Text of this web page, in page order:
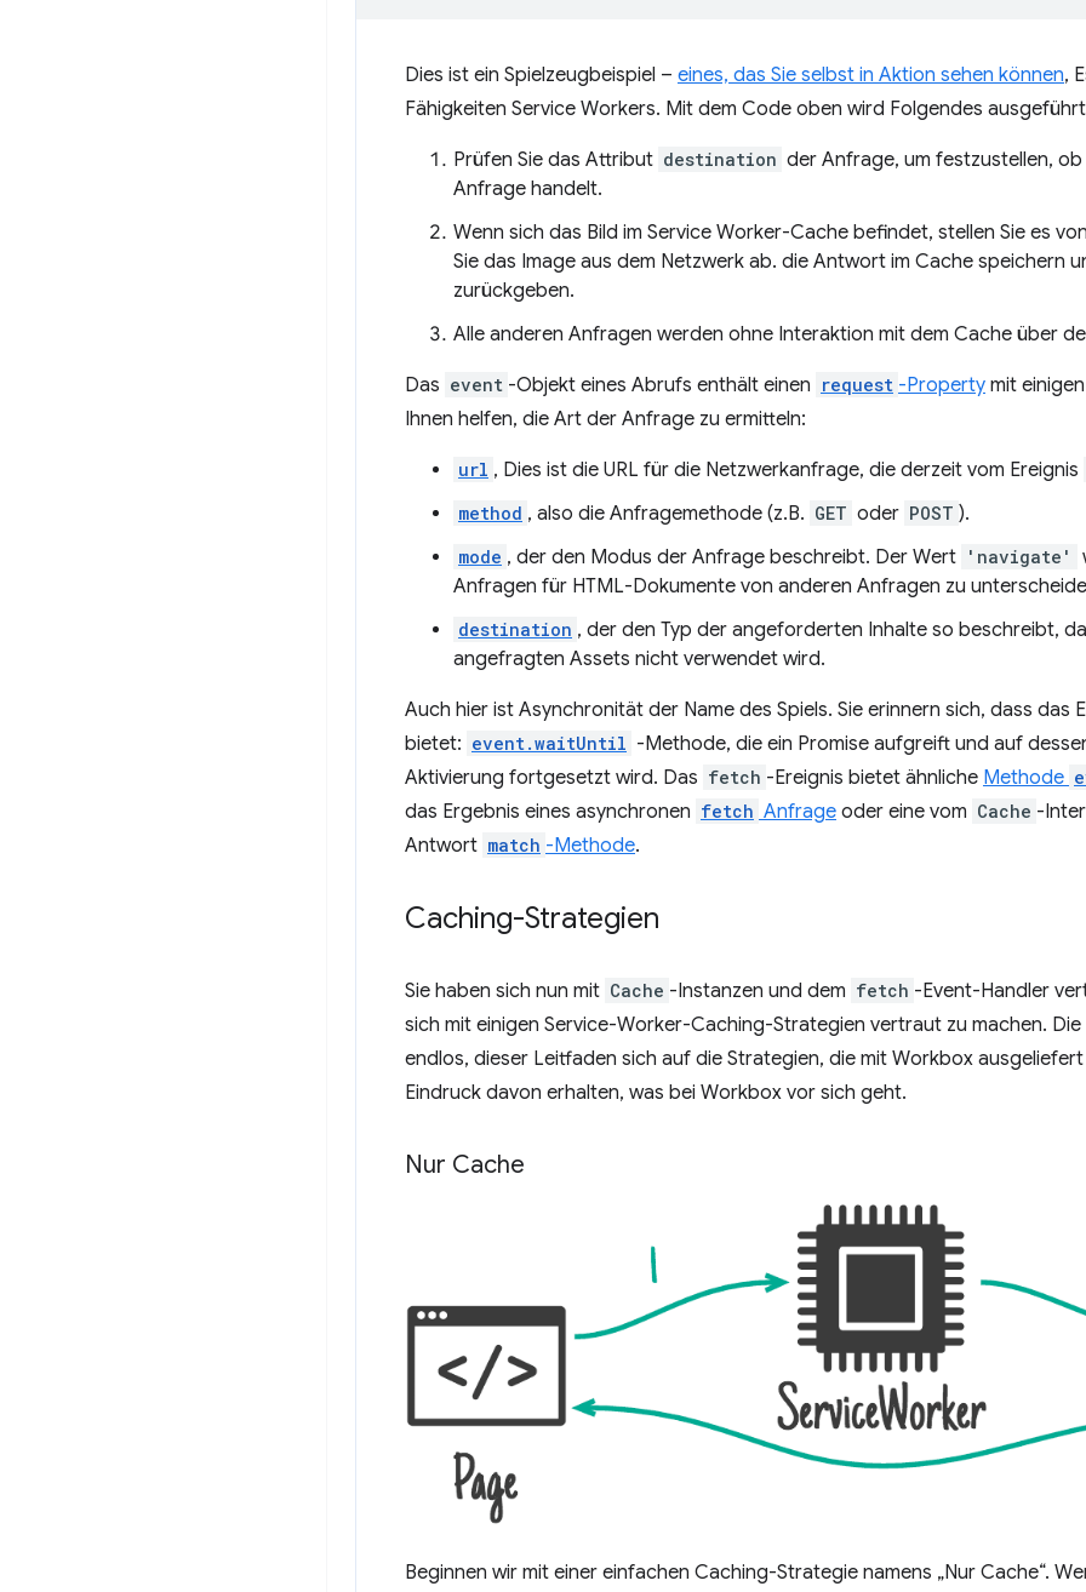
Dies ist ein Spielzeugbeispiel – eines, das Sie selbst in Aktion sehen können,
Fähigkeiten Service Workers. Mit dem Code oben wird Folgendes
Prüfen Sie das Attribut destination der Anfrage, um festzustellen, ob
Anfrage handelt.
Wenn sich das Bild im Service Worker-Cache befindet, stellen Sie es
Sie das Image aus dem Netzwerk ab. die Antwort im Cache speichern
zurückgeben.
Alle anderen Anfragen werden ohne Interaktion mit dem Cache über
Das event -Objekt eines Abrufs enthält einen request -Property mit
Ihnen helfen, die Art der Anfrage zu ermitteln:
url , Dies ist die URL für die Netzwerkanfrage, die derzeit vom Ereignis
method , also die Anfragemethode (z.B. GET oder POST ).
mode , der den Modus der Anfrage beschreibt. Der Wert 'navigate'
Anfragen für HTML-Dokumente von anderen Anfragen zu
destination , der den Typ der angeforderten Inhalte so beschreibt,
angefragten Assets nicht verwendet wird.
Auch hier ist Asynchronität der Name des Spiels. Sie erinnern sich, dass das
bietet: event.waitUntil -Methode, die ein Promise aufgreift und auf
Aktivierung fortgesetzt wird. Das fetch -Ereignis bietet ähnliche Methode
das Ergebnis eines asynchronen fetch Anfrage oder eine vom Cache -
Antwort match -Methode.
Caching-Strategien
Sie haben sich nun mit Cache -Instanzen und dem fetch -Event-Handler
sich mit einigen Service-Worker-Caching-Strategien vertraut zu machen.
endlos, dieser Leitfaden sich auf die Strategien, die mit Workbox
Eindruck davon erhalten, was bei Workbox vor sich geht.
Nur Cache
Beginnen wir mit einer einfachen Caching-Strategie namens „Nur Cache“.